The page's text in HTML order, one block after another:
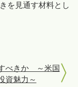
を見通す材料とし
べきか ～米国
資魅力～